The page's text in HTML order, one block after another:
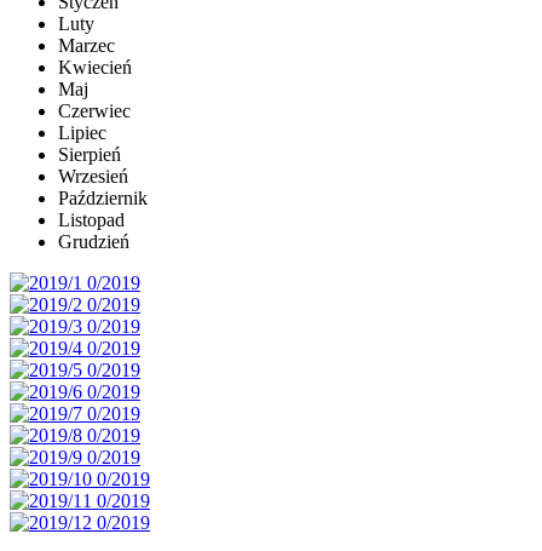
Luty
Marzec
Kwiecień
Maj
Czerwiec
Lipiec
Sierpień
Wrzesień
Październik
Listopad
Grudzień